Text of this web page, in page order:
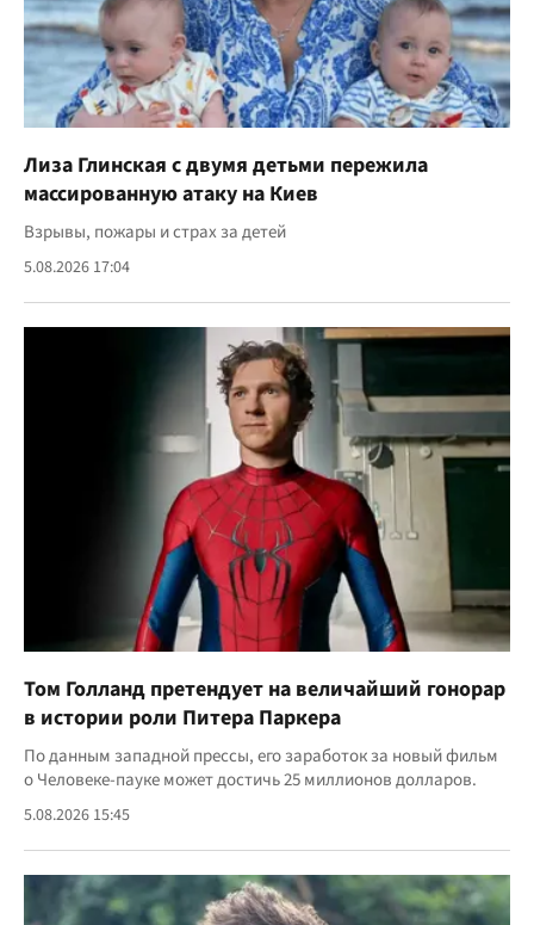
Лиза Глинская с двумя детьми пережила
массированную атаку на Киев
Взрывы, пожары и страх за детей
5.08.2026 17:04
Том Голланд претендует на величайший гонорар
в истории роли Питера Паркера
По данным западной прессы, его заработок за новый фильм
о Человеке-пауке может достичь 25 миллионов долларов.
5.08.2026 15:45